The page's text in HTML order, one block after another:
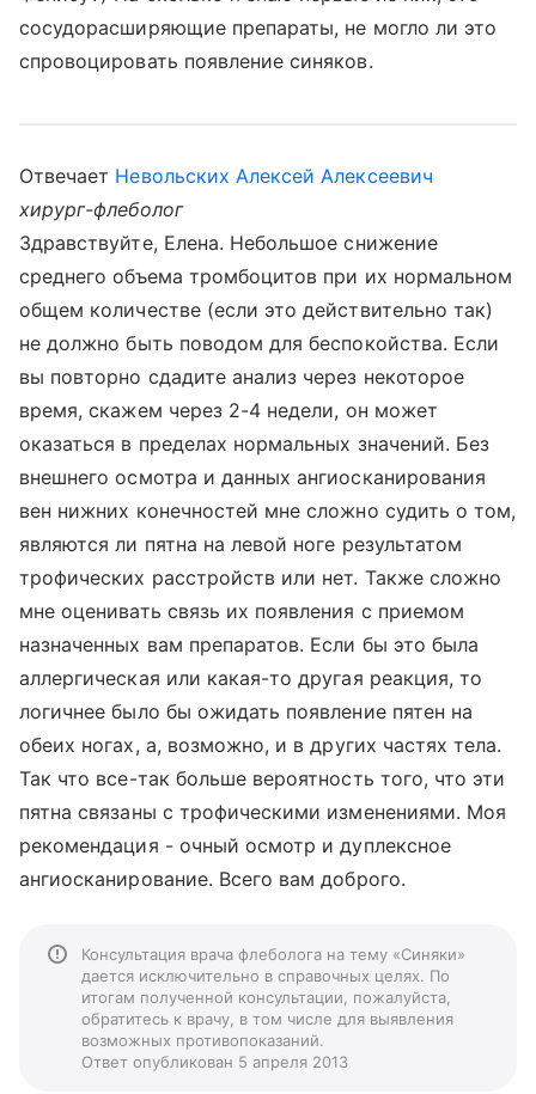
сосудорасширяющие препараты, не могло ли это
спровоцировать появление синяков.
Отвечает Невольских Алексей Алексеевич
хирург-флеболог
Здравствуйте, Елена. Небольшое снижение
среднего объема тромбоцитов при их нормальном
общем количестве (если это действительно так)
не должно быть поводом для беспокойства. Если
вы повторно сдадите анализ через некоторое
время, скажем через 2-4 недели, он может
оказаться в пределах нормальных значений. Без
внешнего осмотра и данных ангиосканирования
вен нижних конечностей мне сложно судить о том,
являются ли пятна на левой ноге результатом
трофических расстройств или нет. Также сложно
мне оценивать связь их появления с приемом
назначенных вам препаратов. Если бы это была
аллергическая или какая-то другая реакция, то
логичнее было бы ожидать появление пятен на
обеих ногах, а, возможно, и в других частях тела.
Так что все-так больше вероятность того, что эти
пятна связаны с трофическими изменениями. Моя
рекомендация - очный осмотр и дуплексное
ангиосканирование. Всего вам доброго.
Консультация врача флеболога на тему «Синяки»
дается исключительно в справочных целях. По
итогам полученной консультации, пожалуйста,
обратитесь к врачу, в том числе для выявления
возможных противопоказаний.
Ответ опубликован 5 апреля 2013